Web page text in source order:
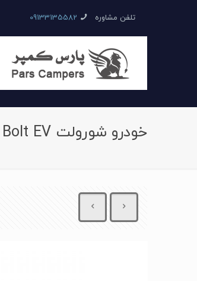
تلفن مشاوره 09133135582
خودرو شورولت Bolt EV اتوماتیک سال 2016